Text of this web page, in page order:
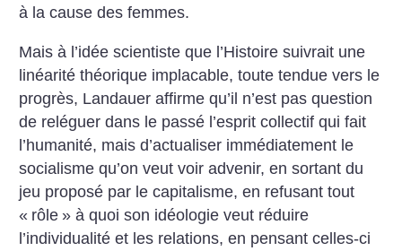
à la cause des femmes.
Mais à l’idée scientiste que l’Histoire suivrait une
linéarité théorique implacable, toute tendue vers le
progrès, Landauer affirme qu’il n’est pas question
de reléguer dans le passé l’esprit collectif qui fait
l’humanité, mais d’actualiser immédiatement le
socialisme qu’on veut voir advenir, en sortant du
jeu proposé par le capitalisme, en refusant tout
« rôle » à quoi son idéologie veut réduire
l’individualité et les relations, en pensant celles-ci